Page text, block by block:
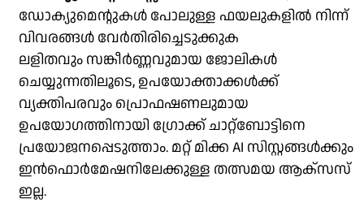
ഡോക്യുമെന്റുകൾ പോലുള്ള ഫയലുകളിൽ നിന്ന്
വിവരങ്ങൾ വേർതിരിച്ചെടുക്കുക
ലളിതവും സങ്കീർണ്ണവുമായ ജോലികൾ
ചെയ്യുന്നതിലൂടെ, ഉപയോക്താക്കൾക്ക്
വ്യക്തിപരവും പ്രൊഫഷണലുമായ
ഉപയോഗത്തിനായി ഗ്രോക്ക് ചാറ്റ്‌ബോട്ടിനെ
പ്രയോജനപ്പെടുത്താം. മറ്റ് മിക്ക AI സിസ്റ്റങ്ങൾക്കും
ഇൻഫൊർമേഷനിലേക്കുള്ള തത്സമയ ആക്‌സസ്
ഇല്ല.